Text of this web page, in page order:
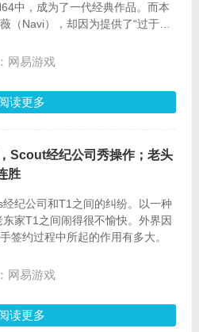
中，成为了一代经典作品。而本
（Navi），却因为提供了“过于烦
已知道这个问题。
网易游戏
读更多
Scout经纪公司秀操作；老头
胜
经纪公司和T1之间的纠纷。以一种
家T1之间闹得很不愉快。外界因
签约过程中所起的作用有多大。
网易游戏
读更多